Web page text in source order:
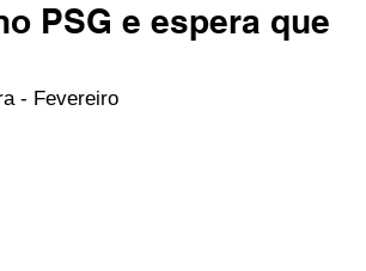
PSG e espera que
- Fevereiro